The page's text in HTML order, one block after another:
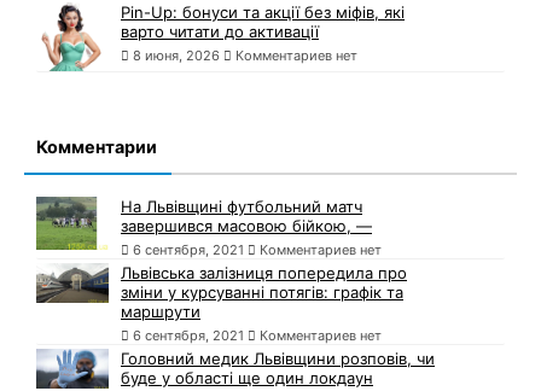
Pin-Up: бонуси та акції без міфів, які
варто читати до активації
8 июня, 2026 Комментариев нет
Комментарии
На Львівщині футбольний матч
завершився масовою бійкою, —
6 сентября, 2021 Комментариев нет
Львівська залізниця попередила про
зміни у курсуванні потягів: графік та
маршрути
6 сентября, 2021 Комментариев нет
Головний медик Львівщини розповів, чи
буде у області ще один локдаун